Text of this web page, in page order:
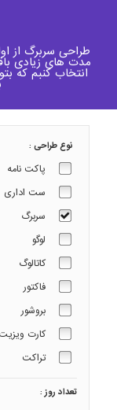
طراحی سربرگ از
مدت های زیادی
انتخاب کنبم که
نوع طراحی :
پاکت نامه
ست اداری
سربرگ
لوگو
کاتالوگ
فاکتور
بروشور
کارت ویزیت
تراکت
تعداد روز :